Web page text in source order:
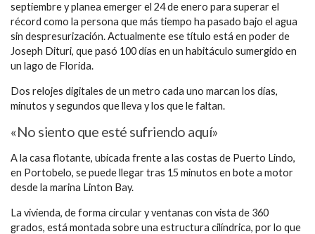
septiembre y planea emerger el 24 de enero para superar el
récord como la persona que más tiempo ha pasado bajo el agua
sin despresurización. Actualmente ese título está en poder de
Joseph Dituri, que pasó 100 días en un habitáculo sumergido en
un lago de Florida.
Dos relojes digitales de un metro cada uno marcan los días,
minutos y segundos que lleva y los que le faltan.
«No siento que esté sufriendo aquí»
A la casa flotante, ubicada frente a las costas de Puerto Lindo,
en Portobelo, se puede llegar tras 15 minutos en bote a motor
desde la marina Linton Bay.
La vivienda, de forma circular y ventanas con vista de 360
grados, está montada sobre una estructura cilíndrica, por lo que